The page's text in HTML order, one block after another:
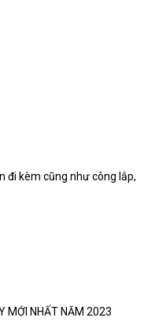
đi kèm cũng như công lắp,
MỚI NHẤT NĂM 2023